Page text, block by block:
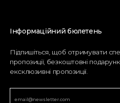
Інформаційний бюлетень
Підпишіться, щоб отримувати
пропозиції, безкоштовні
ексклюзивні пропозиції.